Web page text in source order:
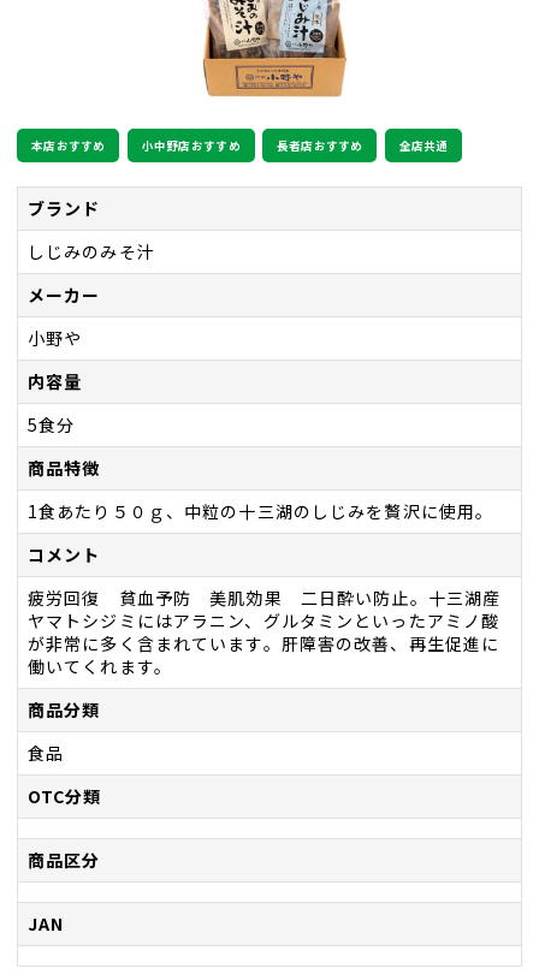
本店おすすめ 小中野店おすすめ 長者店おすすめ 全店共通
ブランド
しじみのみそ汁
メーカー
小野や
内容量
5食分
商品特徴
1食あたり５０ｇ、中粒の十三湖のしじみを贅沢に使用。
コメント
疲労回復 貧血予防 美肌効果 二日酔い防止。十三湖産
ヤマトシジミにはアラニン、グルタミンといったアミノ酸
が非常に多く含まれています。肝障害の改善、再生促進に
働いてくれます。
商品分類
食品
OTC分類
商品区分
JAN